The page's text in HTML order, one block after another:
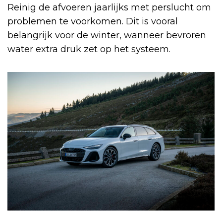
Reinig de afvoeren jaarlijks met perslucht om
problemen te voorkomen. Dit is vooral
belangrijk voor de winter, wanneer bevroren
water extra druk zet op het systeem.